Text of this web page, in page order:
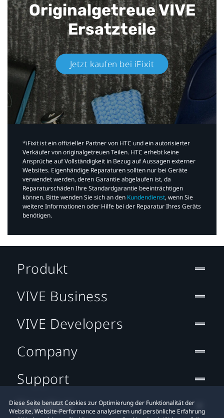
Originalgetreue VIVE
Ersatzteile
Jetzt kaufen bei iFixit​
*iFixit ist ein offizieller Partner von HTC und ein autorisierter
Verkäufer von originalgetreuen Teilen. HTC erhebt keine
Ansprüche auf Vollständigkeit in Bezug auf Aussagen externer
Websites. Eigenhändige Reparaturen sollten nur bei Geräte
verwendet werden, deren Garantie abgelaufen ist, da
Reparaturschäden Ihre Standardgarantie beeinträchtigen
können. Bitte wenden Sie sich an den Kundendienst, wenn Sie
weitere Informationen oder Hilfe bei der Reparatur Ihres Geräts
benötigen.​
Diese Seite benutzt Cookies zur Optimierung der Funktionalität der
Website, Website-Performance analysieren und persönliche Erfahrung
Produkt
VIVE Business
VIVE Developers
Company
Support
Standort